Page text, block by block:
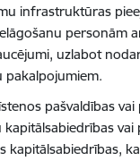
infrastruktūras
personām
uzlabot
pakalpojumiem.
pašvaldības vai
kapitālsabiedrības vai
kapitālsabiedrības,